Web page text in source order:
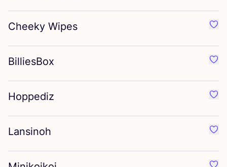
Cheeky Wipes
BilliesBox
Hoppediz
Lansinoh